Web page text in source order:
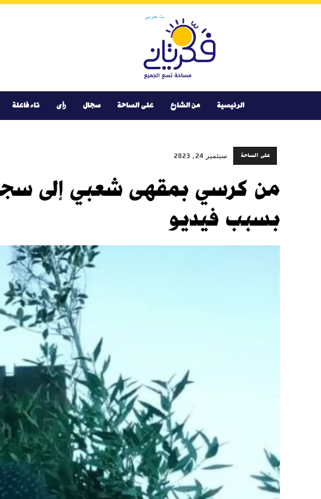
الرئيسية من الشارع على الساحة سجال رأى تاء فاعلة
على الساحة سبتمبر 24, 2023
من كرسي بمقهى شعبي إلى
بسبب فيديو